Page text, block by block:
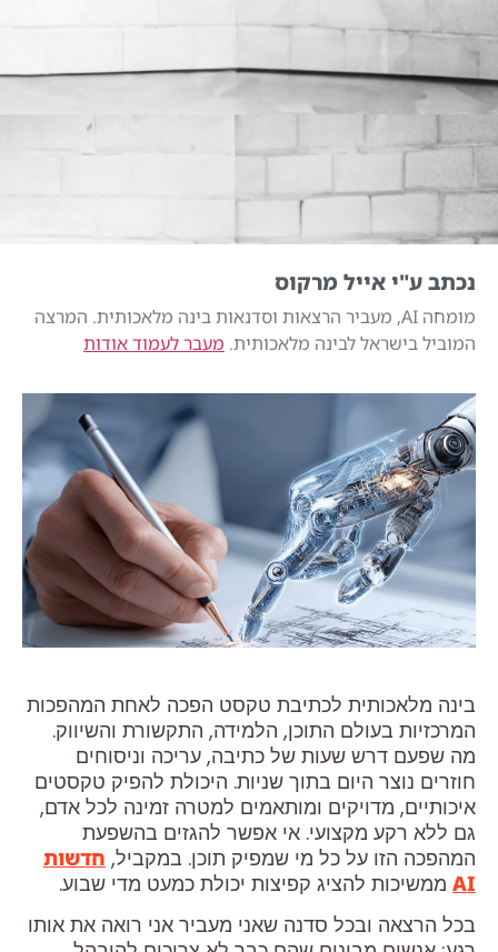
נכתב ע"י אייל מרקוס
מומחה AI, מעביר הרצאות וסדנאות בינה מלאכותית. המרצה
המוביל בישראל לבינה מלאכותית. מעבר לעמוד אודות
בינה מלאכותית לכתיבת טקסט הפכה לאחת המהפכות
המרכזיות בעולם התוכן, הלמידה, התקשורת והשיווק.
מה שפעם דרש שעות של כתיבה, עריכה וניסוחים
חוזרים נוצר היום בתוך שניות. היכולת להפיק טקסטים
איכותיים, מדויקים ומותאמים למטרה זמינה לכל אדם,
גם ללא רקע מקצועי. אי אפשר להגזים בהשפעת
המהפכה הזו על כל מי שמפיק תוכן. במקביל, חדשות
AI ממשיכות להציג קפיצות יכולת כמעט מדי שבוע.
בכל הרצאה ובכל סדנה שאני מעביר אני רואה את אותו